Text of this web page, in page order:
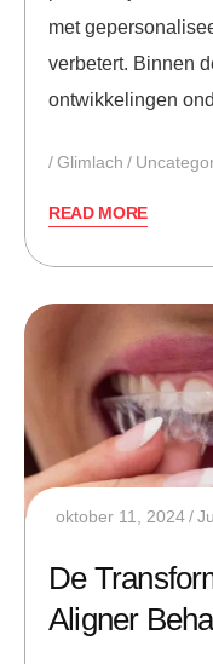
met
verbetert. Binnen
ontwikkelingen
Glimlach
READ MORE
oktober 11, 2024
De
Aligner